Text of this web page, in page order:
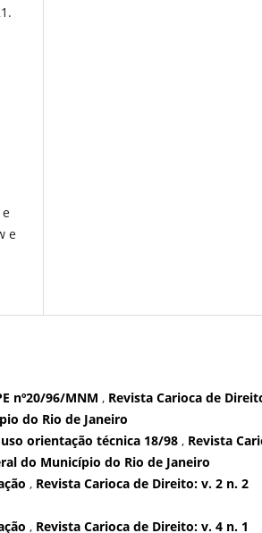
e
nº20/96/MNM , Revista Carioca de
do Rio de Janeiro
orientação técnica 18/98 , Revista
do Município do Rio de Janeiro
, Revista Carioca de Direito: v. 2 n. 2
, Revista Carioca de Direito: v. 4 n. 1